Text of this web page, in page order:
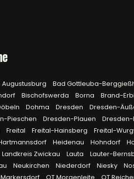
Augustusburg Bad Gottleuba-
Bischofswerda Borna Brand-
Dohma Dresden Dresden-
Pieschen Dresden-Plauen Dresden-
Freital Freital-Hainsberg Freital-
Heidenau Hohndorf
Landkreis Zwickau Lauta Lauter-
Neukirchen Niederdorf Niesky